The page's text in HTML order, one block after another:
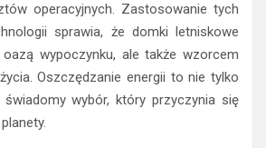
operacyjnych. Zastosowanie tych
sprawia, że domki letniskowe
wypoczynku, ale także wzorcem
Oszczędzanie energii to nie tylko
wybór, który przyczynia się